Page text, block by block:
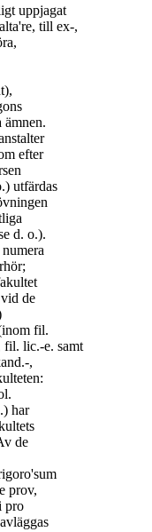
uppjagat
till ex-,
ämnen.
efter
utfärdas
d. o.).
de
fil.
fil. lic.-e. samt
,
har
de
prov,
pro